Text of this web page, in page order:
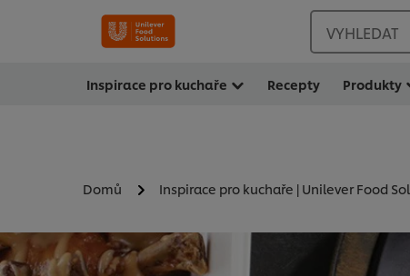
VYHLEDAT
Inspirace pro kuchaře Recepty Produkty
Domů Inspirace pro kuchaře | Unilever Food